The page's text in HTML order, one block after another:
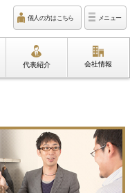
個人の方はこちら メニュー
代表紹介 会社情報